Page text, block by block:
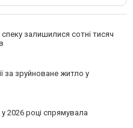
залишилися сотні тисяч
за зруйноване житло у
2026 році спрямувала